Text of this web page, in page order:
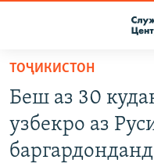
Вернуться
основному
содержанию
Вернутся
ПОДПИСКА
КОНТАКТЫ
ТОҶИКИСТОН
Беш аз 30
узбекро аз
баргардонданд